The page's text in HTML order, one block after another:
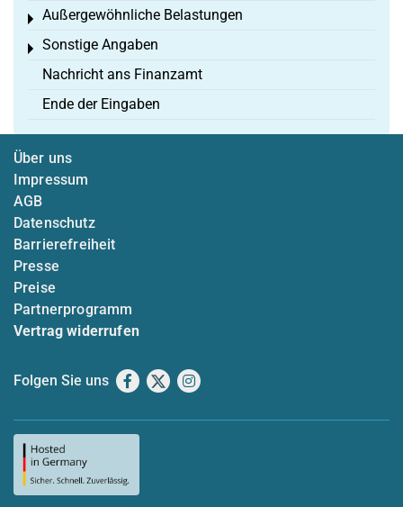
Außergewöhnliche Belastungen
Toggle menu
Sonstige Angaben
Toggle menu
Nachricht ans Finanzamt
Ende der Eingaben
Über uns
Impressum
AGB
Datenschutz
Barrierefreiheit
Presse
Preise
Partnerprogramm
Vertrag widerrufen
Folgen Sie uns Facebook
X Instagram